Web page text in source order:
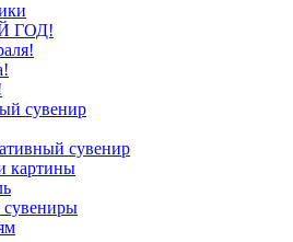
ГОД!
сувенир
сувенир
картины